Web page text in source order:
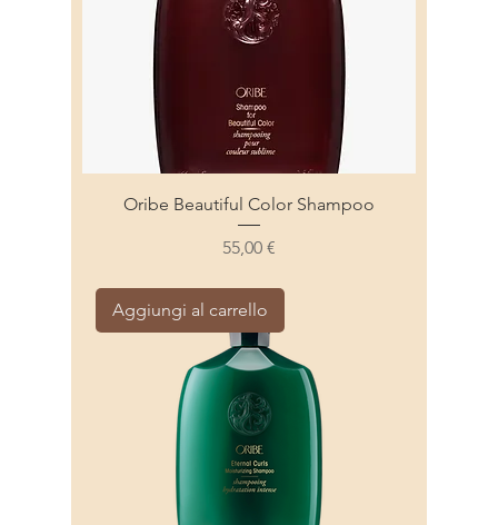
Oribe Beautiful Color Shampoo
Prezzo
55,00 €
Aggiungi al carrello